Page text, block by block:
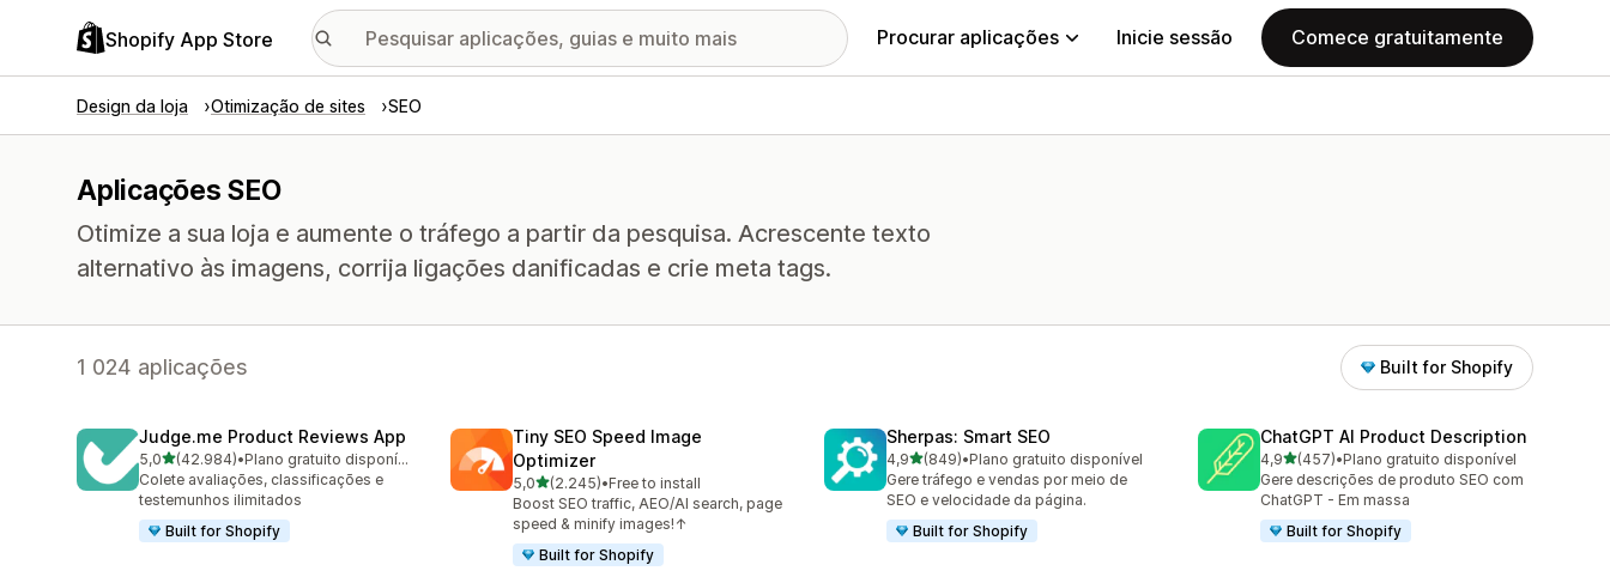
Shopify App Store Procurar aplicações Inicie sessão Comece gratuitamente
Design da loja Otimização de sites SEO
Aplicações SEO
Otimize a sua loja e aumente o tráfego a partir da pesquisa. Acrescente texto
alternativo às imagens, corrija ligações danificadas e crie meta tags.
1 024 aplicações Built for Shopify
Judge.me Product Reviews App
5,0de 5 estrelas
(42.984)
42984 total de avaliações
•
Plano gratuito disponível
Colete avaliações, classificações e
testemunhos ilimitados
Built for Shopify
Tiny SEO Speed Image
Optimizer
5,0de 5 estrelas
(2.245)
2245 total de avaliações
•Free to install
Boost SEO traffic, AEO/AI search, page
speed & minify images!↑
Built for Shopify
Sherpas: Smart SEO
4,9de 5 estrelas
(849)
849 total de avaliações
•Plano gratuito disponível
Gere tráfego e vendas por meio de
SEO e velocidade da página.
Built for Shopify
ChatGPT AI Product Description
4,9de 5 estrelas
(457)
457 total de avaliações
•Plano gratuito disponível
Gere descrições de produto SEO com
ChatGPT - Em massa
Built for Shopify